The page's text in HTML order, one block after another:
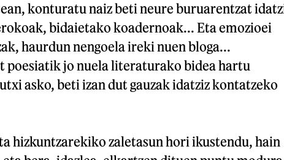
konturatu naiz beti neure buruarentzat
bidaietako koadernoak... Eta emozioei
haurdun nengoela ireki nuen bloga...
poesiatik jo nuela literaturako bidea hartu
asko, beti izan dut gauzak idatziz kontatzeko
hizkuntzarekiko zaletasun hori ikustendu, hain